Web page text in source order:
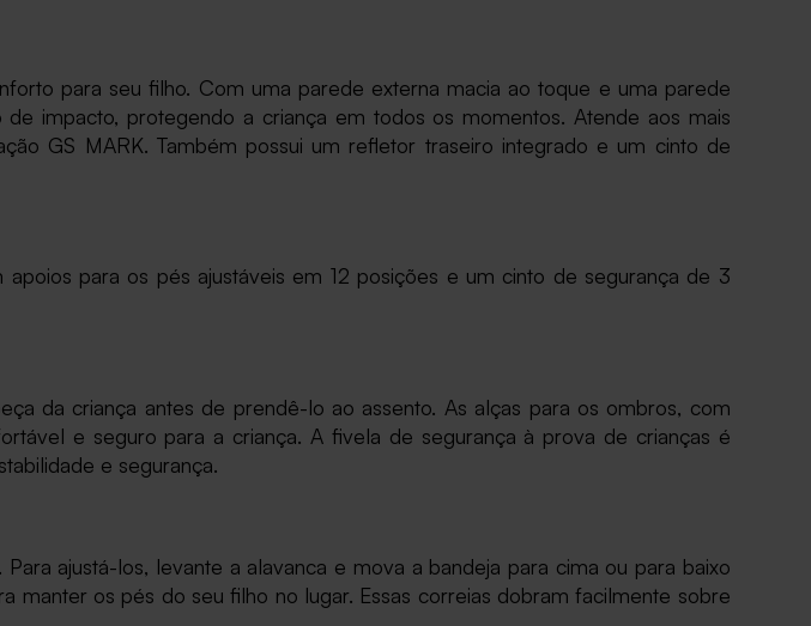
para seu filho. Com uma parede externa macia ao toque e uma parede
impacto, protegendo a criança em todos os momentos. Atende aos mais
GS MARK. Também possui um refletor traseiro integrado e um cinto de
para os pés ajustáveis em 12 posições e um cinto de segurança de 3
da criança antes de prendê-lo ao assento. As alças para os ombros, com
e seguro para a criança. A fivela de segurança à prova de crianças é
e segurança.
ajustá-los, levante a alavanca e mova a bandeja para cima ou para baixo
manter os pés do seu filho no lugar. Essas correias dobram facilmente sobre